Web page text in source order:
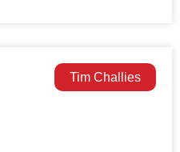
Tim Challies